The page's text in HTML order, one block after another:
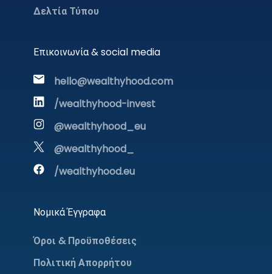
Δελτία Τύπου
Επικοινωνία & social media
hello@wealthyhood.com
/wealthyhood-invest
@wealthyhood_eu
@wealthyhood_
/wealthyhood.eu
Νομικά Έγγραφα
Όροι & Προϋποθέσεις
Πολιτική Απορρήτου